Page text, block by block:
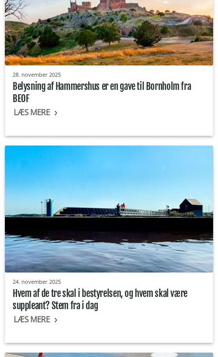
28. november 2025
Belysning af Hammershus er en gave til Bornholm fra
BEOF
LÆS MERE
24. november 2025
Hvem af de tre skal i bestyrelsen, og hvem skal være
suppleant? Stem fra i dag
LÆS MERE